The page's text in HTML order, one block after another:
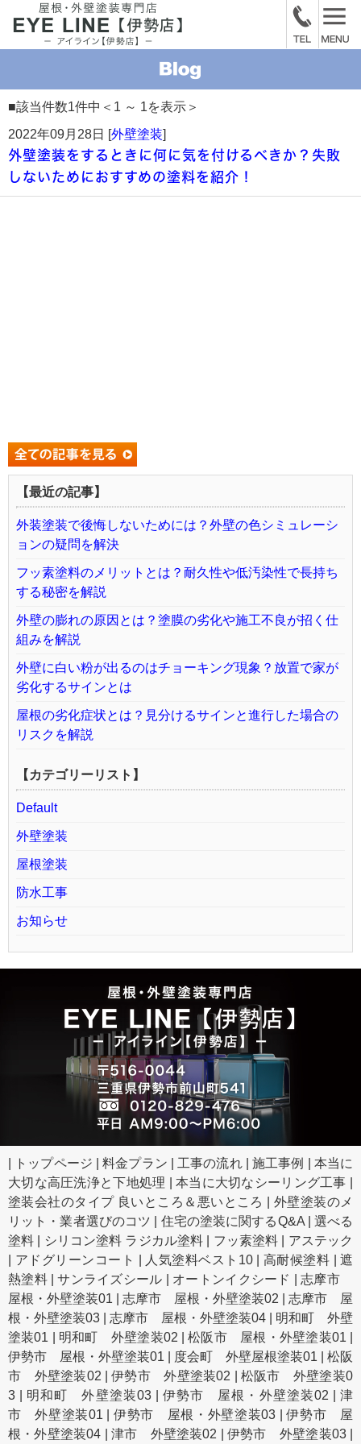
■該当件数1件中＜1 ～ 1を表示＞
2022年09月28日 [外壁塗装]
外壁塗装をするときに何に気を付けるべきか？失敗
しないためにおすすめの塗料を紹介！
【最近の記事】
外装塗装で後悔しないためには？外壁の色シミュレーシ
ョンの疑問を解決
フッ素塗料のメリットとは？耐久性や低汚染性で長持ち
する秘密を解説
外壁の膨れの原因とは？塗膜の劣化や施工不良が招く仕
組みを解説
外壁に白い粉が出るのはチョーキング現象？放置で家が
劣化するサインとは
屋根の劣化症状とは？見分けるサインと進行した場合の
リスクを解説
【カテゴリーリスト】
Default
外壁塗装
屋根塗装
防水工事
お知らせ
トップページ |料金プラン 工事の流れ|施工事例
本当に
大切な高圧洗浄と下地処理 |本当に大切なシーリング工事
塗装会社のタイプ 良いところ＆悪いところ
外壁塗装のメ
リット・業者選びのコツ
住宅の塗装に関するQ&A| 選べる
塗料
シリコン塗料 ラジカル塗料 フッ素塗料
アステック
アドグリーンコート 人気塗料ベスト10| 高耐候塗料
遮
熱塗料|サンライズシール オートンイクシード |志摩市
屋根・外壁塗装01
志摩市 屋根・外壁塗装02
志摩市 屋
根・外壁塗装03
志摩市 屋根・外壁塗装04
明和町 外壁
塗装01
明和町 外壁塗装02 |松阪市 屋根・外壁塗装01
伊勢市 屋根・外壁塗装01
度会町 外壁屋根塗装01
松阪
市 外壁塗装02 |伊勢市 外壁塗装02
松阪市 外壁塗装0
3
明和町 外壁塗装03| 伊勢市 屋根・外壁塗装02 |津
市 外壁塗装01 |伊勢市 屋根・外壁塗装03 |伊勢市 屋
根・外壁塗装04
津市 外壁塗装02 伊勢市 外壁塗装03|